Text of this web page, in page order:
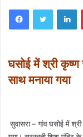
FacebookTwitter
घसोई में श्री कृष्ण
साथ मनाया गया
सुवासरा – गांव घसोई में श्री